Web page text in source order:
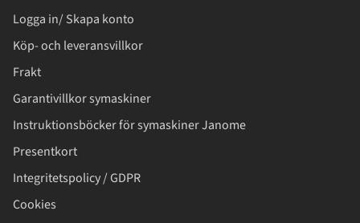
Logga in/ Skapa konto
Köp- och leveransvillkor
Frakt
Garantivillkor symaskiner
Instruktionsböcker för symaskiner Janome
Presentkort
Integritetspolicy / GDPR
Cookies